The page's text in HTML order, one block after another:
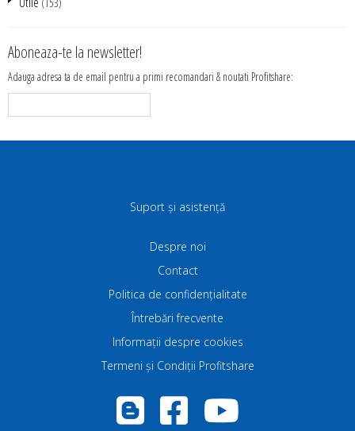
Aboneaza-te la newsletter!
Adauga adresa ta de email pentru a primi recomandari & noutati Profitshare:
Suport și asistență
Despre noi
Contact
Politica de confidenţialitate
Întrebări frecvente
Informații despre cookies
Termeni și Condiții Profitshare